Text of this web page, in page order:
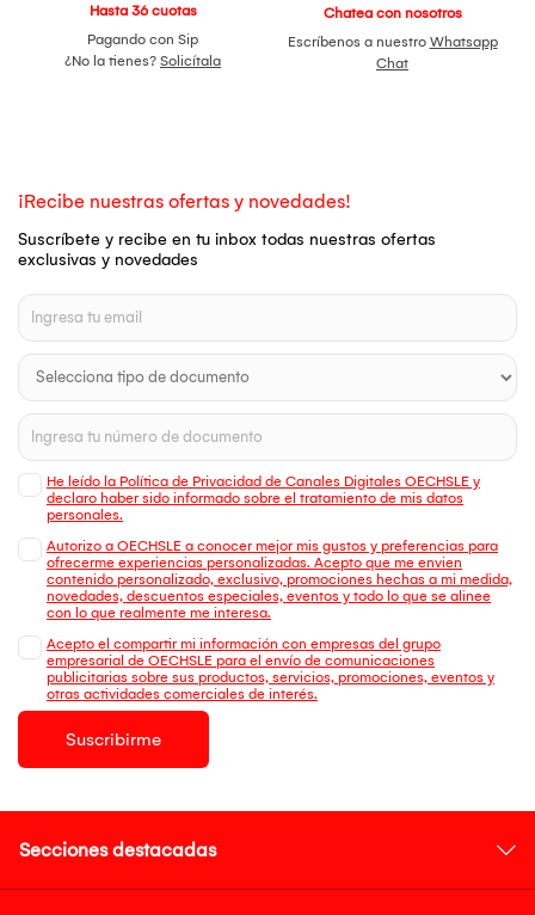
Hasta 36 cuotas
Pagando con Sip
¿No la tienes? Solicítala
Chatea con nosotros
Escríbenos a nuestro Whatsapp
Chat
¡Recibe nuestras ofertas y novedades!
Suscríbete y recibe en tu inbox todas nuestras ofertas
exclusivas y novedades
He leído la Política de Privacidad de Canales Digitales OECHSLE y
declaro haber sido informado sobre el tratamiento de mis datos
personales.
Autorizo a OECHSLE a conocer mejor mis gustos y preferencias para
ofrecerme experiencias personalizadas. Acepto que me envien
contenido personalizado, exclusivo, promociones hechas a mi medida,
novedades, descuentos especiales, eventos y todo lo que se alinee
con lo que realmente me interesa.
Acepto el compartir mi información con empresas del grupo
empresarial de OECHSLE para el envío de comunicaciones
publicitarias sobre sus productos, servicios, promociones, eventos y
otras actividades comerciales de interés.
Suscribirme
Secciones destacadas